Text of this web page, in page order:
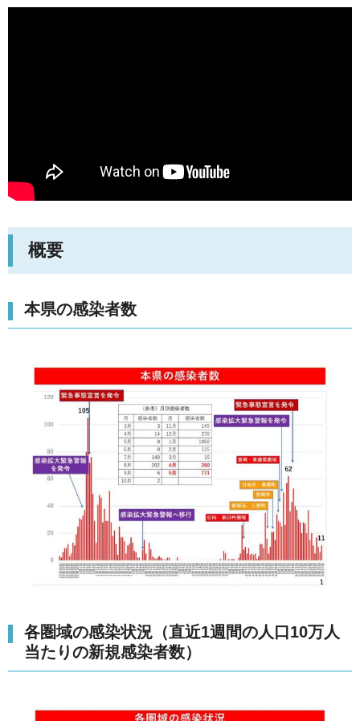
概要
本県の感染者数
各圏域の感染状況（直近1週間の人口10万人
当たりの新規感染者数）